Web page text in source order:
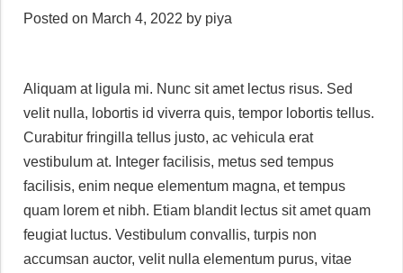
Posted on March 4, 2022 by piya
Aliquam at ligula mi. Nunc sit amet lectus risus. Sed
velit nulla, lobortis id viverra quis, tempor lobortis tellus.
Curabitur fringilla tellus justo, ac vehicula erat
vestibulum at. Integer facilisis, metus sed tempus
facilisis, enim neque elementum magna, et tempus
quam lorem et nibh. Etiam blandit lectus sit amet quam
feugiat luctus. Vestibulum convallis, turpis non
accumsan auctor, velit nulla elementum purus, vitae